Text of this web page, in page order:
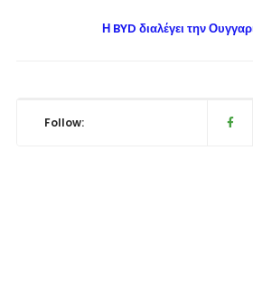
Η BYD διαλέγει την
Follow: